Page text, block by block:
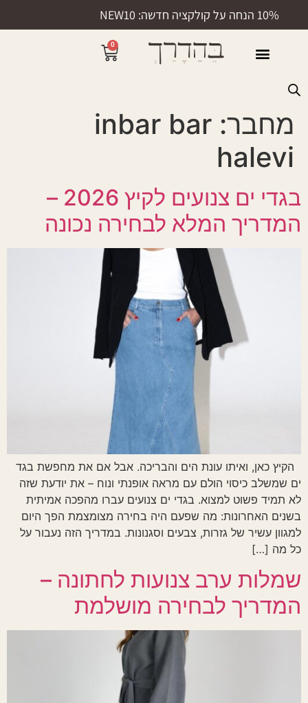
10% הנחה על קולקציה חדשה: NEW10
0
מחבר: inbar bar
halevi
בגדי ים צנועים לקיץ 2026 –
המדריך המלא לבחירה נכונה
הקיץ כאן, ואיתו עונת הים והבריכה. אבל אם את מחפשת בגד
ים שמשלב כיסוי הולם עם מראה אופנתי ונוח – את יודעת שזה
לא תמיד פשוט למצוא. בגדי ים צנועים עברו מהפכה אמיתית
בשנים האחרונות: מה שפעם היה בחירה מצומצמת הפך היום
למגוון עשיר של גזרות, צבעים וסגנונות. במדריך הזה נעבור על
כל מה […]
שמלות ערב צנועות לחתונה –
המדריך לבחירה מושלמת